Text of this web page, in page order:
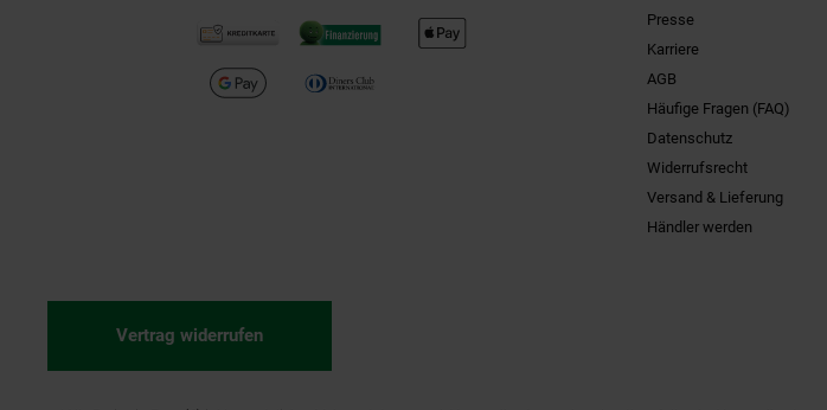
Presse
Karriere
AGB
Häufige Fragen (FAQ)
Datenschutz
Widerrufsrecht
Versand & Lieferung
Händler werden
Vertrag widerrufen